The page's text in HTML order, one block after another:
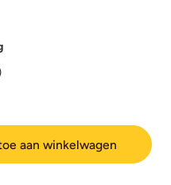
aan winkelwagen